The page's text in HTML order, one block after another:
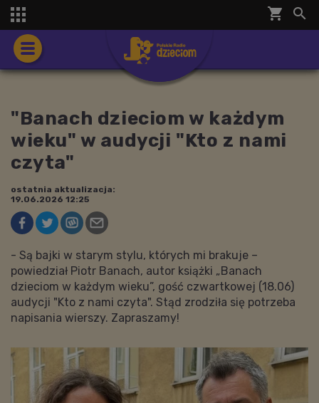
shopping_cart 

"Banach dzieciom w każdym
wieku" w audycji "Kto z nami
czyta"
ostatnia aktualizacja:
19.06.2026 12:25
- Są bajki w starym stylu, których mi brakuje –
powiedział Piotr Banach, autor książki „Banach
dzieciom w każdym wieku”, gość czwartkowej (18.06)
audycji "Kto z nami czyta". Stąd zrodziła się potrzeba
napisania wierszy. Zapraszamy!